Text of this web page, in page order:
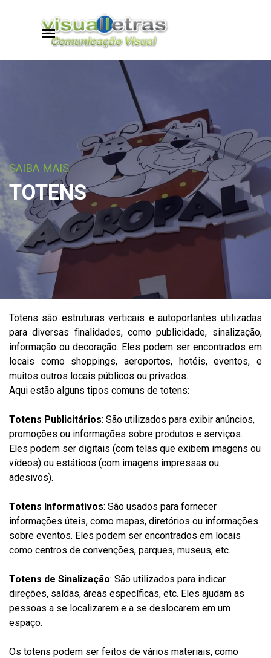
Pular menu
SAIBA MAIS
TOTENS
Totens são estruturas verticais e autoportantes utilizadas
para diversas finalidades, como publicidade, sinalização,
informação ou decoração. Eles podem ser encontrados em
locais como shoppings, aeroportos, hotéis, eventos, e
muitos outros locais públicos ou privados.
Aqui estão alguns tipos comuns de totens:
Totens Publicitários: São utilizados para exibir anúncios,
promoções ou informações sobre produtos e serviços.
Eles podem ser digitais (com telas que exibem imagens ou
vídeos) ou estáticos (com imagens impressas ou
adesivos).
Totens Informativos: São usados para fornecer
informações úteis, como mapas, diretórios ou informações
sobre eventos. Eles podem ser encontrados em locais
como centros de convenções, parques, museus, etc.
Totens de Sinalização: São utilizados para indicar
direções, saídas, áreas específicas, etc. Eles ajudam as
pessoas a se localizarem e a se deslocarem em um
espaço.
Os totens podem ser feitos de vários materiais, como